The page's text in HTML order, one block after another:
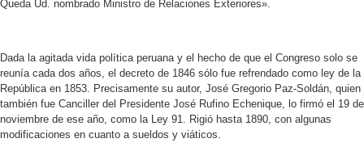
Queda Ud. nombrado Ministro de Relaciones Exteriores».
Dada la agitada vida política peruana y el hecho de que el Congreso solo se
reunía cada dos años, el decreto de 1846 sólo fue refrendado como ley de la
República en 1853. Precisamente su autor, José Gregorio Paz-Soldán, quien
también fue Canciller del Presidente José Rufino Echenique, lo firmó el 19 de
noviembre de ese año, como la Ley 91. Rigió hasta 1890, con algunas
modificaciones en cuanto a sueldos y viáticos.